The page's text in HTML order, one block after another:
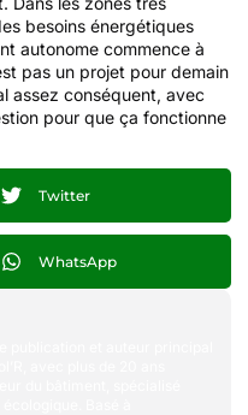
besoins énergétiques
autonome commence à
pas un projet pour demain
assez conséquent, avec
pour que ça fonctionne
Twitter
WhatsApp